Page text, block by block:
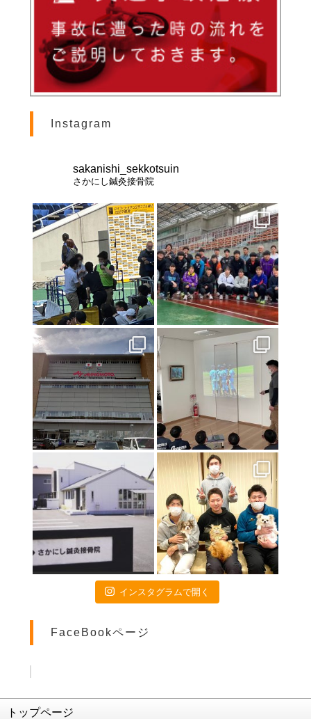
Instagram
sakanishi_sekkotsuin
さかにし鍼灸接骨院
インスタグラムで開く
FaceBookページ
トップページ